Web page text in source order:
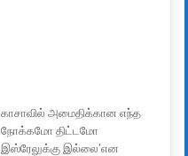
காசாவில் அமைதிக்கான எந்த
நோக்கமோ திட்டமோ
இஸ்ரேலுக்கு இல்லை’என